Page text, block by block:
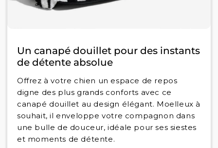
Un canapé douillet pour des instants
de détente absolue
Offrez à votre chien un espace de repos
digne des plus grands conforts avec ce
canapé douillet au design élégant. Moelleux à
souhait, il enveloppe votre compagnon dans
une bulle de douceur, idéale pour ses siestes
et moments de détente.